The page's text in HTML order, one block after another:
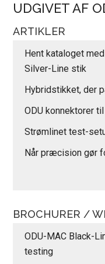
UDGIVET AF
ARTIKLER
Hent kataloget
Silver-Line stik
Hybridstikket, der
ODU konnektorer
Strømlinet test-
Når præcision gør
BROCHURER /
ODU-MAC Black-
testing